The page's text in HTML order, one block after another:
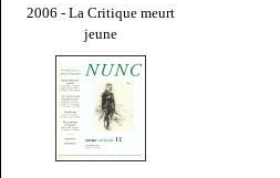
2006 - La Critique meurt
jeune